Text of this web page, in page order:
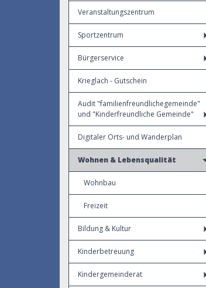
Veranstaltungszentrum
Sportzentrum
Bürgerservice
Krieglach - Gutschein
Audit "familienfreundlichegemeinde"
und "Kinderfreundliche Gemeinde"
Digitaler Orts- und Wanderplan
Wohnen & Lebensqualität
Wohnbau
Freizeit
Bildung & Kultur
Kinderbetreuung
Kindergemeinderat